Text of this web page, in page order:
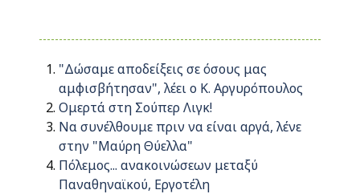
"Δώσαμε αποδείξεις σε όσους μας
αμφισβήτησαν", λέει ο Κ. Αργυρόπουλος
Ομερτά στη Σούπερ Λιγκ!
Να συνέλθουμε πριν να είναι αργά, λένε
στην "Μαύρη Θύελλα"
Πόλεμος... ανακοινώσεων μεταξύ
Παναθηναϊκού, Εργοτέλη